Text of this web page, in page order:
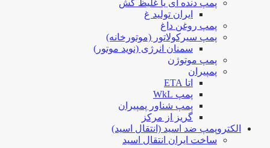
پمپ دنده ای یا غلیظ کش
ایران تولید غ
پمپ روغن داغ
پمپ سیرکولاتور (موتورخانه)
سمنان انرژی (نوید موتور)
پمپ موتوژن
پمپیران
اتا ETA
پمپ WkL
پمپ شناور پمپیران
گریز از مرکز
الکتروپمپ ضد اسید (انتقال اسید)
ساخت ایران انتقال اسید